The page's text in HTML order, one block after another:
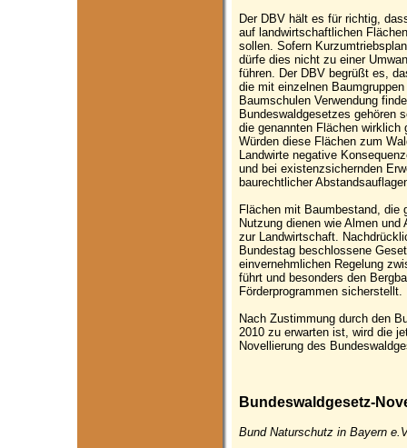
Der DBV hält es für richtig,
auf landwirtschaftlichen
sollen. Sofern
dürfe dies nicht zu einer
führen. Der DBV begrüßt es,
die mit einzelnen
Baumschulen Verwendung
Bundeswaldgesetzes gehören
die genannten Flächen wirklich
Würden diese Flächen zum
Landwirte negative
und bei existenzsichernden
baurechtlicher
Flächen mit Baumbestand, die
Nutzung dienen wie Almen
zur Landwirtschaft.
Bundestag beschlossene
einvernehmlichen Regelung
führt und besonders den
Förderprogrammen sicherstellt.
Nach Zustimmung durch den
2010 zu erwarten ist, wird die
Novellierung des
Bundeswaldgesetz-
Bund Naturschutz in Bayern